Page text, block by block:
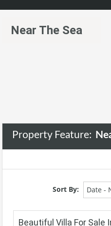
Near The Sea
Property Feature:
Sort By: Date -
Beautiful Villa For Sale